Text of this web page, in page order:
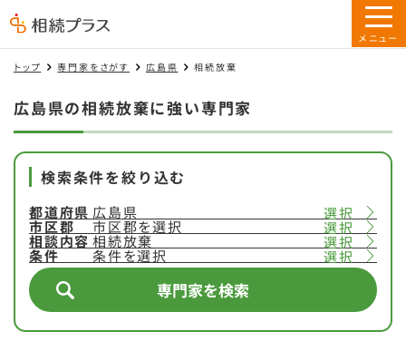
トップ 専門家をさがす 広島県 相続放棄
広島県の相続放棄に強い専門家
検索条件を絞り込む
都道府県 広島県 選択
市区郡 市区郡を選択 選択
相談内容 相続放棄 選択
条件 条件を選択 選択
専門家を検索